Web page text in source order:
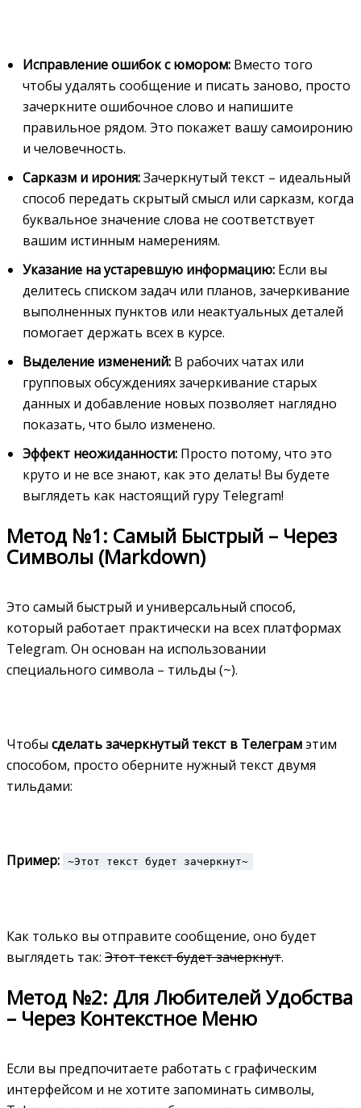
Исправление ошибок с юмором: Вместо того
чтобы удалять сообщение и писать заново, просто
зачеркните ошибочное слово и напишите
правильное рядом. Это покажет вашу самоиронию
и человечность.
Сарказм и ирония:Зачеркнутый текст – идеальный
способ передать скрытый смысл или сарказм, когда
буквальное значение слова не соответствует
вашим истинным намерениям.
Указание на устаревшую информацию: Если вы
делитесь списком задач или планов, зачеркивание
выполненных пунктов или неактуальных деталей
помогает держать всех в курсе.
Выделение изменений: В рабочих чатах или
групповых обсуждениях зачеркивание старых
данных и добавление новых позволяет наглядно
показать, что было изменено.
Эффект неожиданности: Просто потому, что это
круто и не все знают, как это делать! Вы будете
выглядеть как настоящий гуру Telegram!
Метод №1: Самый Быстрый – Через
Символы (Markdown)
Это самый быстрый и универсальный способ,
который работает практически на всех платформах
Telegram. Он основан на использовании
специального символа – тильды (~).
Чтобы сделать зачеркнутый текст в Телеграмэтим
способом, просто оберните нужный текст двумя
тильдами:
Пример: ~Этот текст будет зачеркнут~
Как только вы отправите сообщение, оно будет
выглядеть так: Этот текст будет зачеркнут.
Метод №2: Для Любителей Удобства
– Через Контекстное Меню
Если вы предпочитаете работать с графическим
интерфейсом и не хотите запоминать символы,